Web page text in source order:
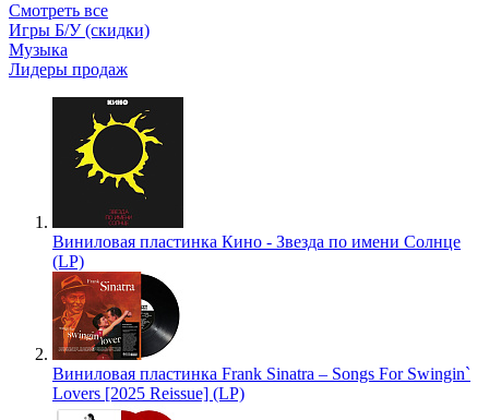
Смотреть все
Игры Б/У (скидки)
Музыка
Лидеры продаж
Виниловая пластинка Кино - Звезда по имени Солнце
(LP)
Виниловая пластинка Frank Sinatra – Songs For Swingin`
Lovers [2025 Reissue] (LP)